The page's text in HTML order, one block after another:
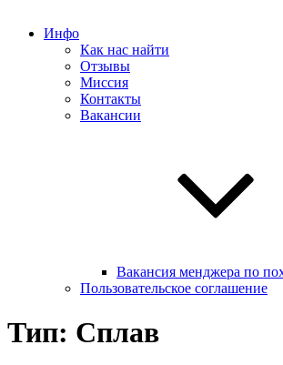
Инфо
Как нас найти
Отзывы
Миссия
Контакты
Вакансии
Вакансия менджера по
Пользовательское соглашение
Тип: Сплав